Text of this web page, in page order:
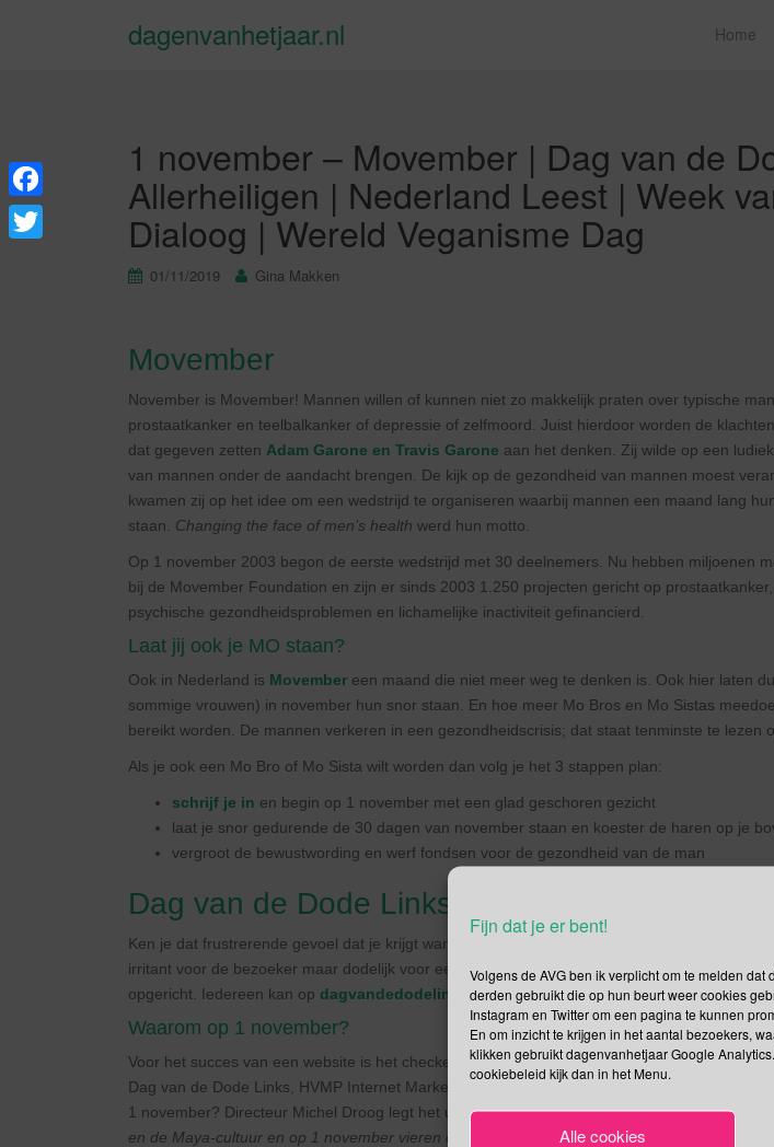
Fijn dat je er bent!
Volgens de AVG ben ik verplicht om te melden
derden gebruikt die op hun beurt weer cookies
Instagram en Twitter om een pagina te kunnen
En om inzicht te krijgen in het aantal bezoekers,
klikken gebruikt dagenvanhetjaar Google
cookiebeleid kijk dan in het Menu.
Alle cookies
dagenvanhetjaar.nl Home
1 november – Movember | Dag van de
Allerheiligen | Nederland Leest | Week
Dialoog | Wereld Veganisme Dag
01/11/2019 Gina Makken
Movember
November is Movember! Mannen willen of kunnen niet zo makkelijk praten over typische
prostaatkanker en teelbalkanker of depressie of zelfmoord. Juist hierdoor worden de
dat gegeven zetten Adam Garone en Travis Garone aan het denken. Zij wilde op een
van mannen onder de aandacht brengen. De kijk op de gezondheid van mannen moest
kwamen zij op het idee om een wedstrijd te organiseren waarbij mannen een maand lang
staan. Changing the face of men’s health werd hun motto.
Op 1 november 2003 begon de eerste wedstrijd met 30 deelnemers. Nu hebben miljoenen
bij de Movember Foundation en zijn er sinds 2003 1.250 projecten gericht op prostaatkanker,
psychische gezondheidsproblemen en lichamelijke inactiviteit gefinancierd.
Laat jij ook je MO staan?
Ook in Nederland is Movember een maand die niet meer weg te denken is. Ook hier laten
sommige vrouwen) in november hun snor staan. En hoe meer Mo Bros en Mo Sistas
bereikt worden. De mannen verkeren in een gezondheidscrisis; dat staat tenminste te lezen
Als je ook een Mo Bro of Mo Sista wilt worden dan volg je het 3 stappen plan:
schrijf je in en begin op 1 november met een glad geschoren gezicht
laat je snor gedurende de 30 dagen van november staan en koester de haren op je
vergroot de bewustwording en werf fondsen voor de gezondheid van de man
Dag van de Dode Links
Ken je dat frustrerende gevoel dat je krijgt wanneer je op een link klikt en dan “pagina niet
irritant voor de bezoeker maar dodelijk voor een website. Geen nood, daarvoor is nu Dag van
opgericht. Iedereen kan op dagvandedodelinks.nlgratis checken welke doodlopers zijn/
Waarom op 1 november?
Voor het succes van een website is het checken van dode links het hele jaar door van
Dag van de Dode Links, HVMP Internet Marketing, wil met deze dag daar meer aandacht
1 november? Directeur Michel Droog legt het uit: “Wij laten ons al sinds onze oprichting
en de Maya-cultuur en op 1 november vieren de Mexicanen het feest Día de los Muertos, de
F